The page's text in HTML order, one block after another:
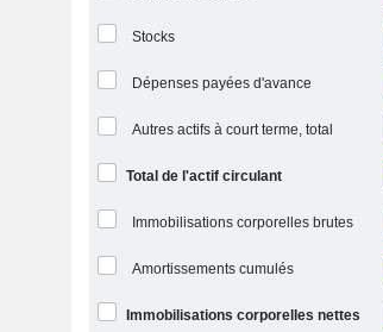
Stocks
Dépenses payées d'avance
Autres actifs à court terme, total
Total de l'actif circulant
Immobilisations corporelles brutes
Amortissements cumulés
Immobilisations corporelles nettes